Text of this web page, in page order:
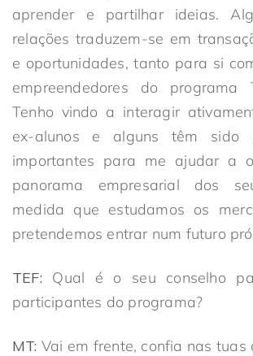
aprender e partilhar ideias.
relações traduzem-se em
e oportunidades, tanto para si
empreendedores do programa
Tenho vindo a interagir
ex-alunos e alguns têm sido
importantes para me ajudar a
panorama empresarial dos
medida que estudamos os
pretendemos entrar num futuro
TEF: Qual é o seu conselho
participantes do programa?
MT: Vai em frente, confia nas tuas